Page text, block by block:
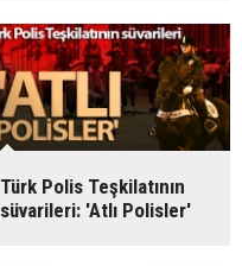
Türk Polis Teşkilatının
süvarileri: 'Atlı Polisler'